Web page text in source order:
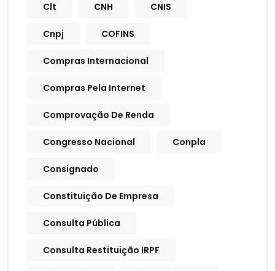
Clt CNH CNIS
Cnpj COFINS
Compras Internacional
Compras Pela Internet
Comprovação De Renda
Congresso Nacional Conpla
Consignado
Constituição De Empresa
Consulta Pública
Consulta Restituição IRPF